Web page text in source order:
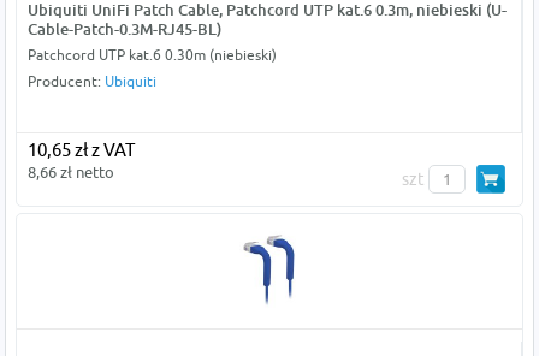
Ubiquiti UniFi Patch Cable, Patchcord UTP kat.6 0.3m, niebieski (U-
Cable-Patch-0.3M-RJ45-BL)
Patchcord UTP kat.6 0.30m (niebieski)
Producent: Ubiquiti
10,65 zł z VAT
8,66 zł netto szt